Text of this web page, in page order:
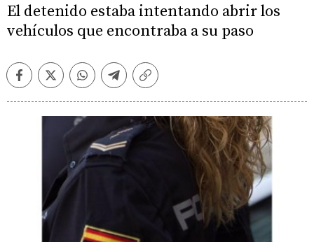
El detenido estaba intentando abrir los
vehículos que encontraba a su paso
FacebookTwitterWhatsappTelegramCopiar